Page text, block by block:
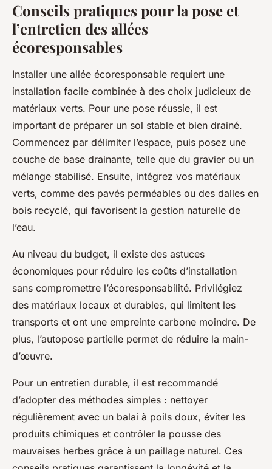
Conseils pratiques pour la pose et
l’entretien des allées
écoresponsables
Installer une allée écoresponsable requiert une
installation facile combinée à des choix judicieux de
matériaux verts. Pour une pose réussie, il est
important de préparer un sol stable et bien drainé.
Commencez par délimiter l’espace, puis posez une
couche de base drainante, telle que du gravier ou un
mélange stabilisé. Ensuite, intégrez vos matériaux
verts, comme des pavés perméables ou des dalles en
bois recyclé, qui favorisent la gestion naturelle de
l’eau.
Au niveau du budget, il existe des astuces
économiques pour réduire les coûts d’installation
sans compromettre l’écoresponsabilité. Privilégiez
des matériaux locaux et durables, qui limitent les
transports et ont une empreinte carbone moindre. De
plus, l’autopose partielle permet de réduire la main-
d’œuvre.
Pour un entretien durable, il est recommandé
d’adopter des méthodes simples : nettoyer
régulièrement avec un balai à poils doux, éviter les
produits chimiques et contrôler la pousse des
mauvaises herbes grâce à un paillage naturel. Ces